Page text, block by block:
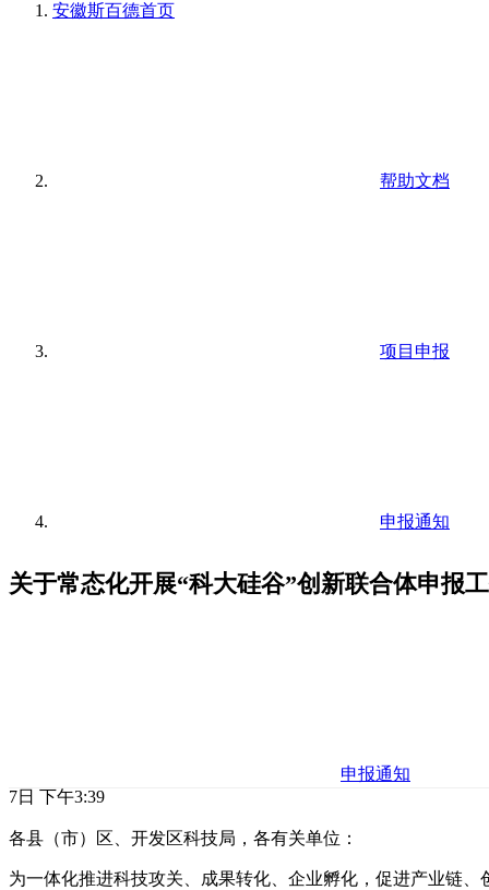
安徽斯百德首页
帮助文档
项目申报
申报通知
关于常态化开展“科大硅谷”创新联合体申报
申报通知
7日 下午3:39
各县（市）区、开发区科技局，各有关单位：
为一体化推进科技攻关、成果转化、企业孵化，促进产业链